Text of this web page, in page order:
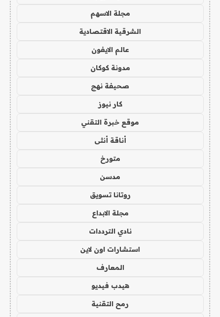
مجلة الاسهم
الشرقية الاقتصادية
عالم الايفون
مدونة كوكان
صحيفة نهج
كار نيوز
موقع خبرة التقني
أناقة أنثى
متورخ
مدسن
روتانا تسويق
مجلة الابداع
نادي الترددات
استشارات اون لاين
المعارف
هيدب فيديو
رمح التقنية